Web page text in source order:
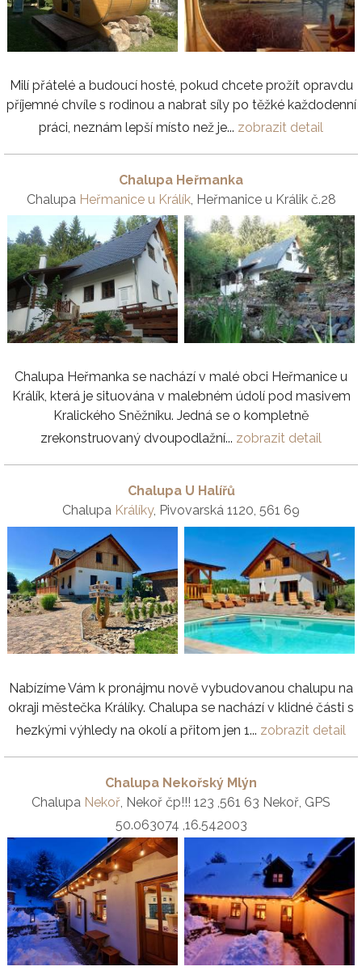
Milí přátelé a budoucí hosté, pokud chcete prožít opravdu
příjemné chvíle s rodinou a nabrat síly po těžké každodenní
práci, neznám lepší místo než je... zobrazit detail
Chalupa Heřmanka
Chalupa Heřmanice u Králík, Heřmanice u Králik č.28
Chalupa Heřmanka se nachází v malé obci Heřmanice u
Králík, která je situována v malebném údolí pod masivem
Kralického Sněžníku. Jedná se o kompletně
zrekonstruovaný dvoupodlažní... zobrazit detail
Chalupa U Halířů
Chalupa Králíky, Pivovarská 1120, 561 69
Nabízíme Vám k pronájmu nově vybudovanou chalupu na
okraji městečka Králíky. Chalupa se nachází v klidné části s
hezkými výhledy na okolí a přitom jen 1... zobrazit detail
Chalupa Nekořský Mlýn
Chalupa Nekoř , Nekoř čp!!! 123 ,561 63 Nekoř, GPS
50.063074 ,16.542003